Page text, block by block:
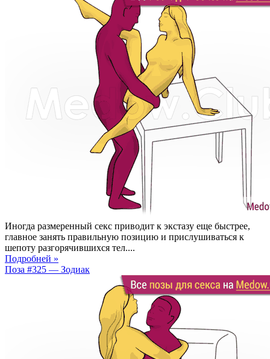
Иногда размеренный секс приводит к экстазу еще быстрее,
главное занять правильную позицию и прислушиваться к
шепоту разгорячившихся тел....
Подробней »
Поза #325 — Зодиак